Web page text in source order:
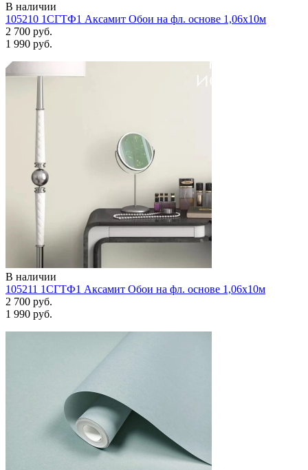
В наличии
105210 1СГТФ1 Аксамит Обои на фл. основе 1,06х10м
2 700 руб.
1 990 руб.
В наличии
105211 1СГТФ1 Аксамит Обои на фл. основе 1,06х10м
2 700 руб.
1 990 руб.